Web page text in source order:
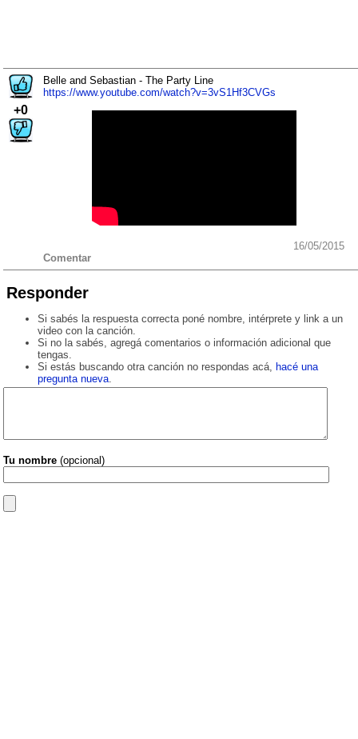
+0
Belle and Sebastian - The Party Line
https://www.youtube.com/watch?v=3vS1Hf3CVGs
16/05/2015
Comentar
Responder
Si sabés la respuesta correcta poné nombre, intérprete y link a un
video con la canción.
Si no la sabés, agregá comentarios o información adicional que
tengas.
Si estás buscando otra canción no respondas acá, hacé una
pregunta nueva.
Tu nombre (opcional)